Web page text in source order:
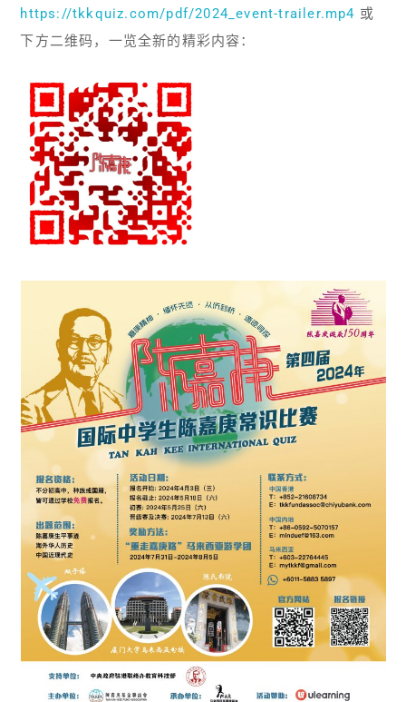
https://tkkquiz.com/pdf/2024_event-trailer.mp4 或
下方二维码，一览全新的精彩内容：